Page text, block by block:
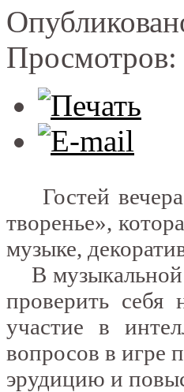
Просмотров:
Гостей вечера
творенье»,
музыке,
В музыкальной
проверить себя
участие в
вопросов в игре
эрудицию и